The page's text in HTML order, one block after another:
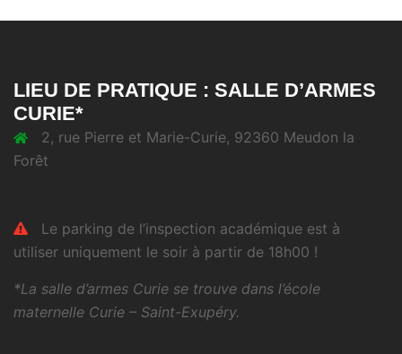
LIEU DE PRATIQUE : SALLE D’ARMES
CURIE*
2, rue Pierre et Marie-Curie, 92360 Meudon la
Forêt
Le parking de l’inspection académique est à
utiliser uniquement le soir à partir de 18h00 !
*La salle d’armes Curie se trouve dans l’école
maternelle Curie – Saint-Exupéry.